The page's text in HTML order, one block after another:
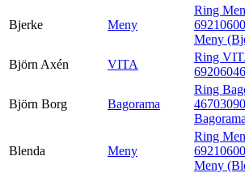
Bjerke Meny
Ring
69210600
Meny
Björn Axén
VITA
Ring
69206046
Björn Borg Bagorama
Ring
46703090
Blenda Meny
Ring
69210600
Meny